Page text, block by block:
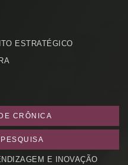
ESTRATÉGICO
CRÔNICA
E INOVAÇÃO